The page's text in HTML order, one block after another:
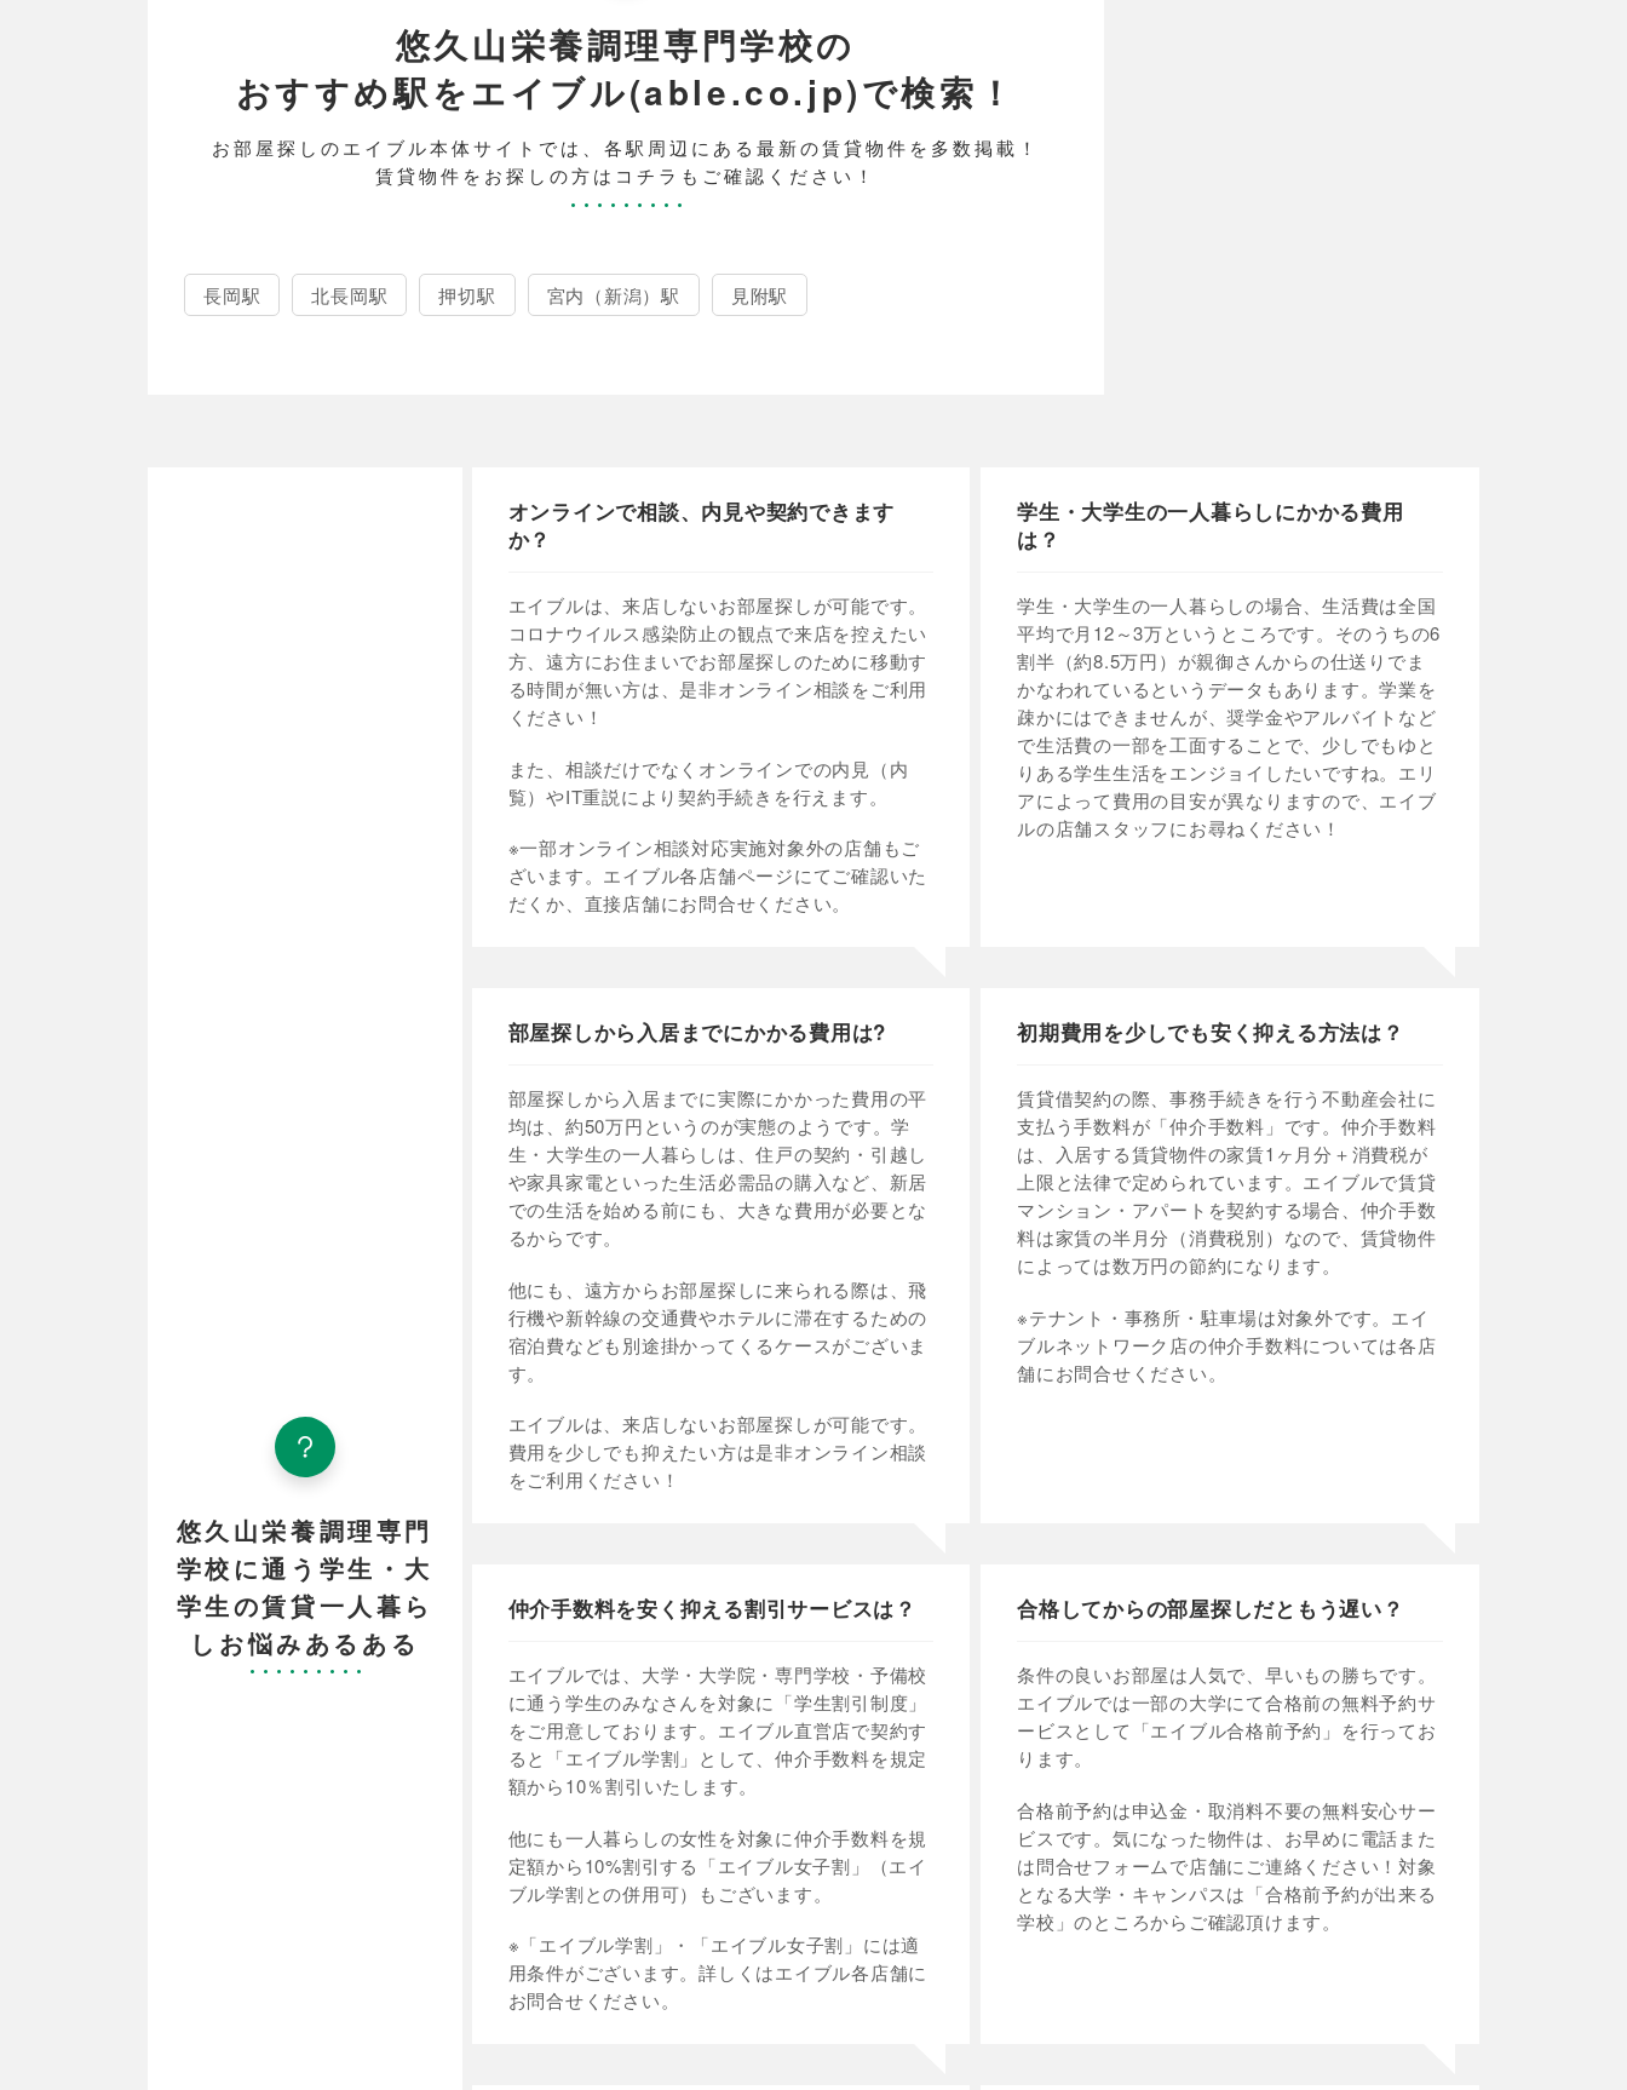
悠久山栄養調理専門学校の
おすすめ駅をエイブル(able.co.jp)で検索！
お部屋探しのエイブル本体サイトでは、各駅周辺にある最新の賃貸物件を多数掲載！
賃貸物件をお探しの方はコチラもご確認ください！
長岡駅 北長岡駅 押切駅 宮内（新潟）駅 見附駅
悠久山栄養調理専門
学校に通う学生・大
学生の賃貸一人暮ら
しお悩みあるある
オンラインで相談、内見や契約できます
か？
エイブルは、来店しないお部屋探しが可能です。
コロナウイルス感染防止の観点で来店を控えたい
方、遠方にお住まいでお部屋探しのために移動す
る時間が無い方は、是非オンライン相談をご利用
ください！
また、相談だけでなくオンラインでの内見（内
覧）やIT重説により契約手続きを行えます。
※一部オンライン相談対応実施対象外の店舗もご
ざいます。エイブル各店舗ページにてご確認いた
だくか、直接店舗にお問合せください。
学生・大学生の一人暮らしにかかる費用
は？
学生・大学生の一人暮らしの場合、生活費は全国
平均で月12～3万というところです。そのうちの6
割半（約8.5万円）が親御さんからの仕送りでま
かなわれているというデータもあります。学業を
疎かにはできませんが、奨学金やアルバイトなど
で生活費の一部を工面することで、少しでもゆと
りある学生生活をエンジョイしたいですね。エリ
アによって費用の目安が異なりますので、エイブ
ルの店舗スタッフにお尋ねください！
部屋探しから入居までにかかる費用は?
部屋探しから入居までに実際にかかった費用の平
均は、約50万円というのが実態のようです。学
生・大学生の一人暮らしは、住戸の契約・引越し
や家具家電といった生活必需品の購入など、新居
での生活を始める前にも、大きな費用が必要とな
るからです。
他にも、遠方からお部屋探しに来られる際は、飛
行機や新幹線の交通費やホテルに滞在するための
宿泊費なども別途掛かってくるケースがございま
す。
エイブルは、来店しないお部屋探しが可能です。
費用を少しでも抑えたい方は是非オンライン相談
をご利用ください！
初期費用を少しでも安く抑える方法は？
賃貸借契約の際、事務手続きを行う不動産会社に
支払う手数料が「仲介手数料」です。仲介手数料
は、入居する賃貸物件の家賃1ヶ月分＋消費税が
上限と法律で定められています。エイブルで賃貸
マンション・アパートを契約する場合、仲介手数
料は家賃の半月分（消費税別）なので、賃貸物件
によっては数万円の節約になります。
※テナント・事務所・駐車場は対象外です。エイ
ブルネットワーク店の仲介手数料については各店
舗にお問合せください。
仲介手数料を安く抑える割引サービスは？
エイブルでは、大学・大学院・専門学校・予備校
に通う学生のみなさんを対象に「学生割引制度」
をご用意しております。エイブル直営店で契約す
ると「エイブル学割」として、仲介手数料を規定
額から10％割引いたします。
他にも一人暮らしの女性を対象に仲介手数料を規
定額から10%割引する「エイブル女子割」（エイ
ブル学割との併用可）もございます。
※「エイブル学割」・「エイブル女子割」には適
用条件がございます。詳しくはエイブル各店舗に
お問合せください。
合格してからの部屋探しだともう遅い？
条件の良いお部屋は人気で、早いもの勝ちです。
エイブルでは一部の大学にて合格前の無料予約サ
ービスとして「エイブル合格前予約」を行ってお
ります。
合格前予約は申込金・取消料不要の無料安心サー
ビスです。気になった物件は、お早めに電話また
は問合せフォームで店舗にご連絡ください！対象
となる大学・キャンパスは「合格前予約が出来る
学校」のところからご確認頂けます。